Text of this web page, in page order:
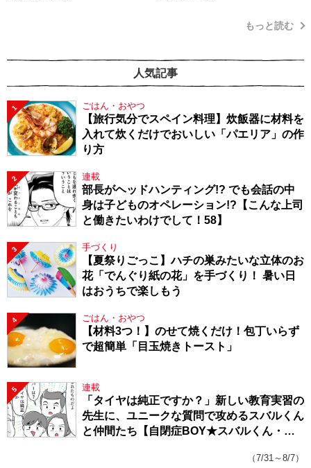
もっと読む
人気記事
1 ごはん・おやつ
【旅行気分でスペイン料理】炊飯器に材料を
入れて炊くだけでおいしい「パエリア」の作
り方
2 連載
部長がヘッドハンティング!? でも会話の中
身は子どものオペレーション!?【こんな上司
と働きたいわけでして！58】
3 手づくり
【夏祭りごっこ】ハチの巣みたいな立体のお
花「でんぐり紙の花」を手づくり！ 暑い日
はおうちで楽しもう
4 ごはん・おやつ
【材料3つ！】のせて焼くだけ！包丁いらず
で超簡単「目玉焼きトースト」
5 連載
「タイヤは純正ですか？」新しい教育実習の
先生に、ユニークな質問で攻めるスバルくん
と仲間たち【自閉症BOY★スバルくん・
（7/31～8/7）